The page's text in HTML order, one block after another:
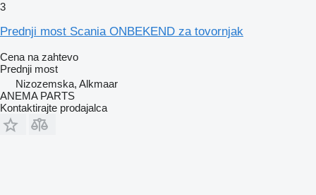
3
Prednji most Scania ONBEKEND za tovornjak
Cena na zahtevo
Prednji most
Nizozemska, Alkmaar
ANEMA PARTS
Kontaktirajte prodajalca